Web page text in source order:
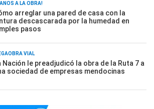
A LA OBRA!
arreglar una pared de casa con la
descascarada por la humedad en
pasos
VIAL
Nación le preadjudicó la obra de la Ruta 7 a
sociedad de empresas mendocinas